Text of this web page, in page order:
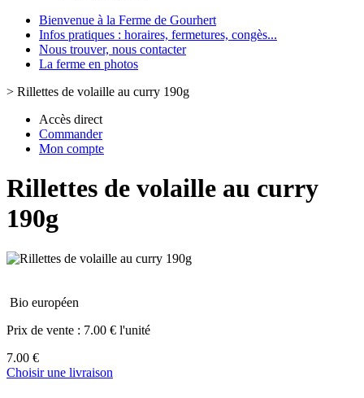
Bienvenue à la Ferme de Gourhert
Infos pratiques : horaires, fermetures, congès...
Nous trouver, nous contacter
La ferme en photos
> Rillettes de volaille au curry 190g
Accès direct
Commander
Mon compte
Rillettes de volaille au curry
190g
Bio européen
Prix de vente : 7.00 € l'unité
7.00 €
Choisir une livraison